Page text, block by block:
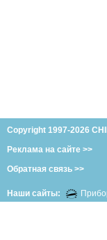
Copyright 1997-2026
Реклама на сайте >>
Обратная связь >>
Наши сайты: